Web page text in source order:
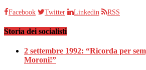
Facebook Twitter Linkedin RSS
Storia dei socialisti
2 settembre 1992: “Ricorda per
Moroni!”